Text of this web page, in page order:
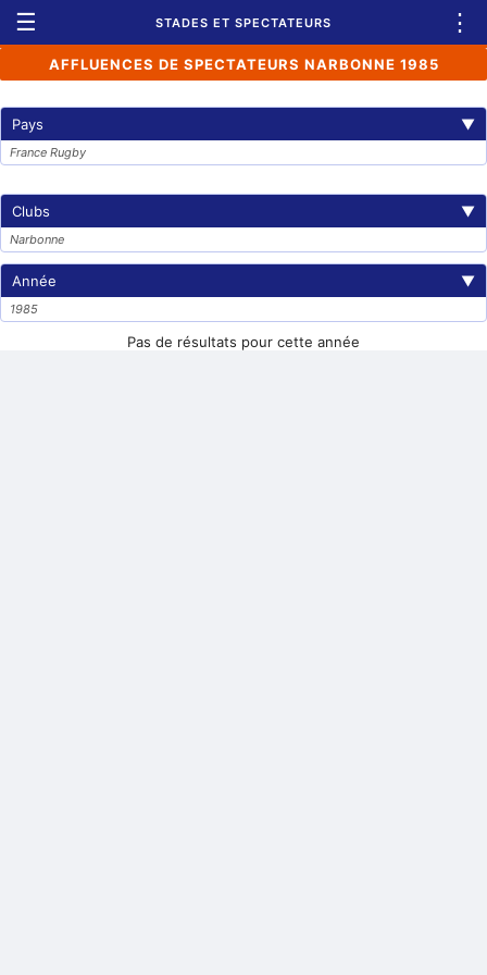
☰ STADES ET SPECTATEURS ⋮
AFFLUENCES DE SPECTATEURS NARBONNE 1985
Pays ▼
France Rugby
Clubs ▼
Narbonne
Année ▼
1985
Pas de résultats pour cette année